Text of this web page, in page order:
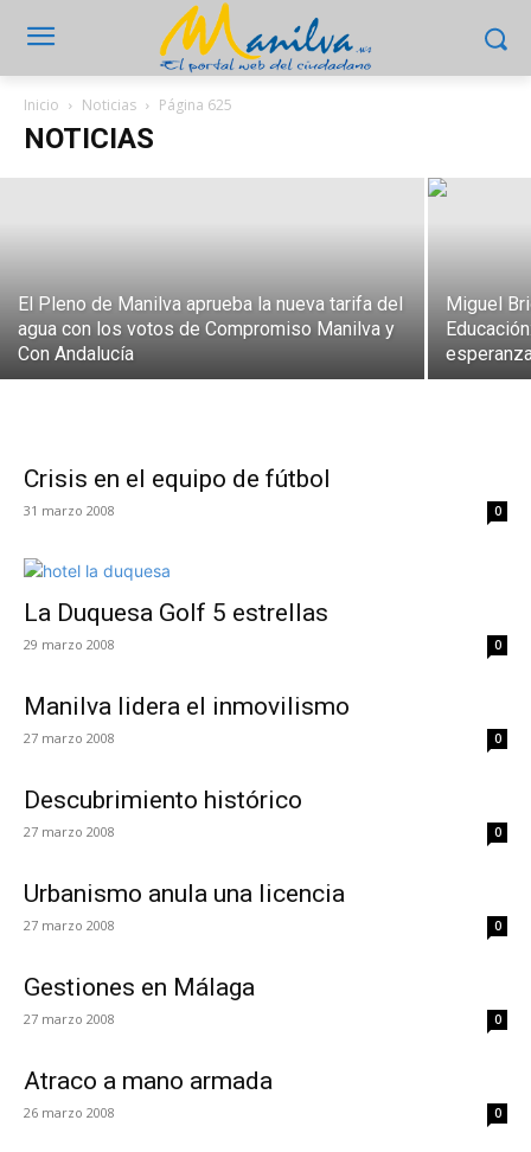
Inicio Noticias Página 625
NOTICIAS
Manilva, entre los municipios andaluces
donde más se dispara el precio de la
vivienda de segunda mano
6 agosto 2026
El Pleno de Manilva aprueba la nueva tarifa del
agua con los votos de Compromiso Manilva y
Con Andalucía
Miguel
Crisis en el equipo de fútbol
31 marzo 2008 0
La Duquesa Golf 5 estrellas
29 marzo 2008 0
Manilva lidera el inmovilismo
27 marzo 2008 0
Descubrimiento histórico
27 marzo 2008 0
Urbanismo anula una licencia
27 marzo 2008 0
Gestiones en Málaga
27 marzo 2008 0
Atraco a mano armada
26 marzo 2008 0